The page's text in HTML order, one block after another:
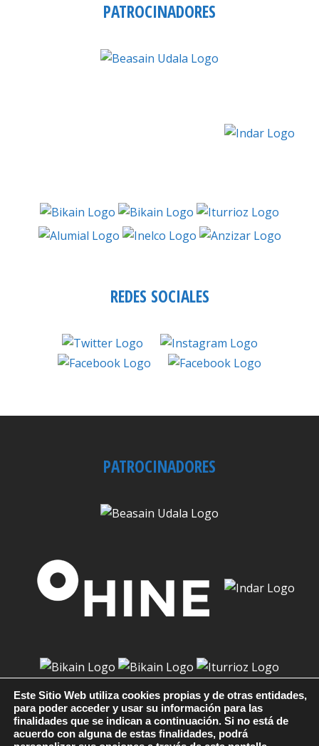
PATROCINADORES
REDES SOCIALES
PATROCINADORES
Este Sitio Web utiliza cookies propias y de otras entidades,
para poder acceder y usar su información para las
finalidades que se indican a continuación. Si no está de
acuerdo con alguna de estas finalidades, podrá